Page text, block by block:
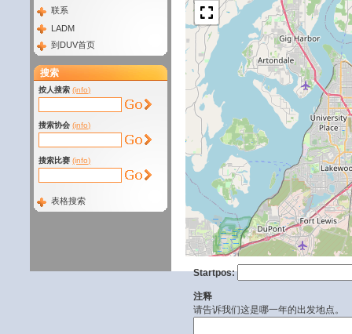
联系
LADM
到DUV首页
搜索
按人搜索 (info)
搜索协会 (info)
搜索比赛 (info)
表格搜索
Startpos:
注释
请告诉我们这是哪一年的出发地点。